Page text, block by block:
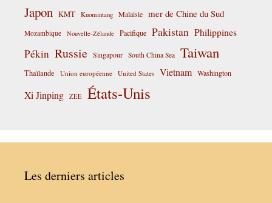
Japon KMT Kuomintang Malaisie mer de Chine du Sud
Mozambique Nouvelle-Zélande Pacifique Pakistan Philippines
Pékin Russie Singapour South China Sea Taiwan
Thaïlande Union européenne United States Vietnam Washington
Xi Jinping ZEE États-Unis
Les derniers articles